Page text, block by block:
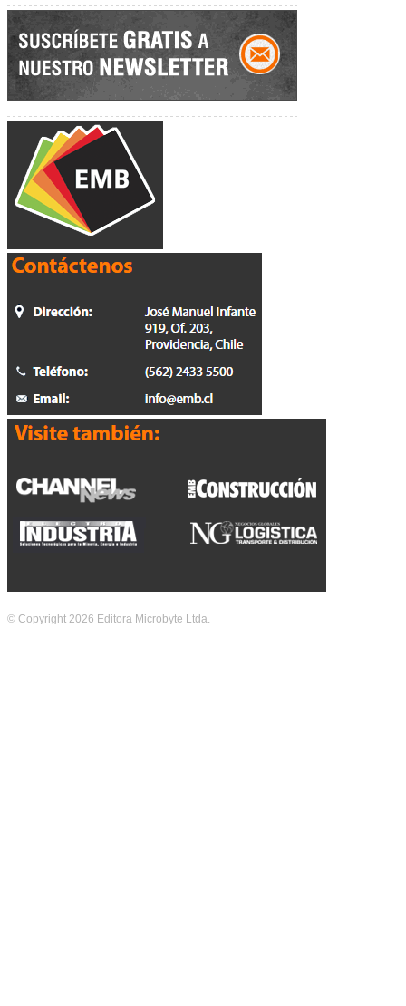
© Copyright 2026 Editora Microbyte Ltda.